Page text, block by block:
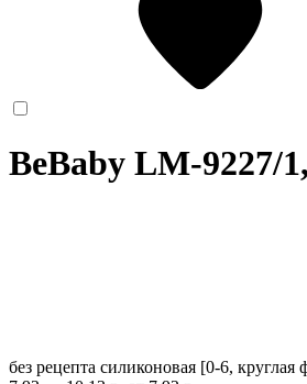
BeBaby LM-9227/
без рецепта силиконовая [0-6,